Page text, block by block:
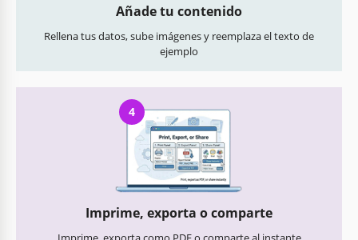
Añade tu contenido
Rellena tus datos, sube imágenes y reemplaza el texto de
ejemplo
4
Imprime, exporta o comparte